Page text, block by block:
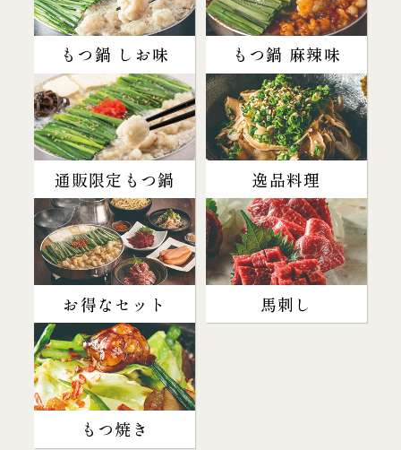
もつ鍋 しお味 もつ鍋 麻辣味
通販限定もつ鍋 逸品料理
お得なセット 馬刺し
もつ焼き